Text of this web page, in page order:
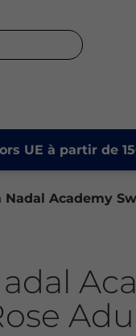
UE à partir de
Nadal Academy